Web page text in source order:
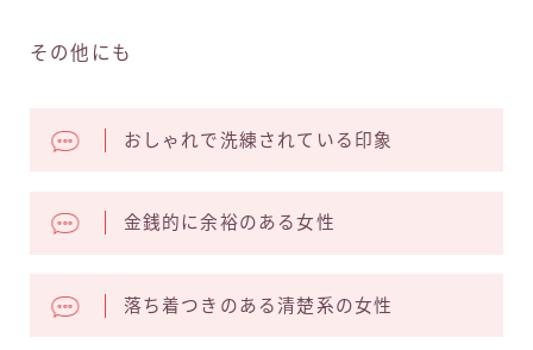
その他にも
おしゃれで洗練されている印象
金銭的に余裕のある女性
落ち着つきのある清楚系の女性